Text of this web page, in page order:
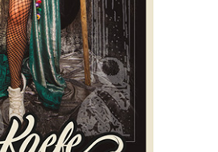
Salir (Single)